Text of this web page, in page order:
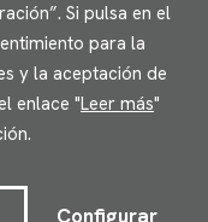
- 14:00
Uso de cookies
Si pulsa en el
para la
y la aceptación de
enlace "Leer más"
Configurar